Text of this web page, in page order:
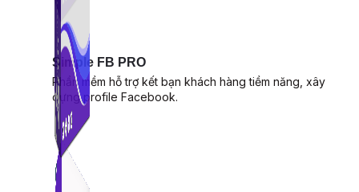
Simple FB PRO
Phần mềm hỗ trợ kết bạn khách hàng tiềm năng, xây
dựng profile Facebook.